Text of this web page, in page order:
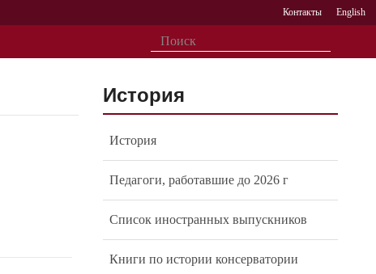
Контакты English
История
История
Педагоги, работавшие до 2026 г
Список иностранных выпускников
Книги по истории консерватории